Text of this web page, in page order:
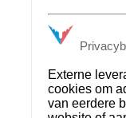
Externe
cookies om
van eerdere